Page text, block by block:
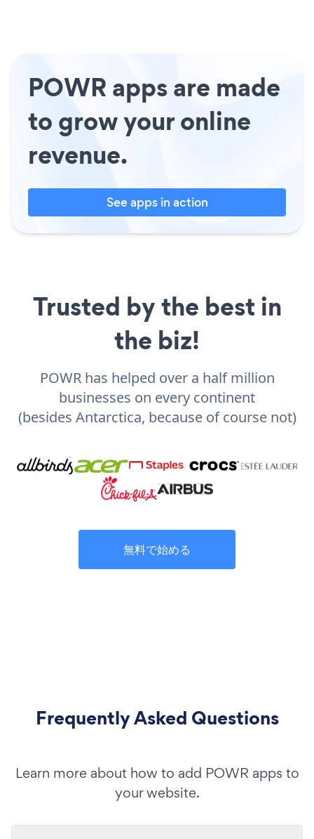
POWR apps are made
to grow your online
revenue.
See apps in action
Trusted by the best in
the biz!
POWR has helped over a half million
businesses on every continent
(besides Antarctica, because of course not)
無料で始める
Frequently Asked Questions
Learn more about how to add POWR apps to
your website.